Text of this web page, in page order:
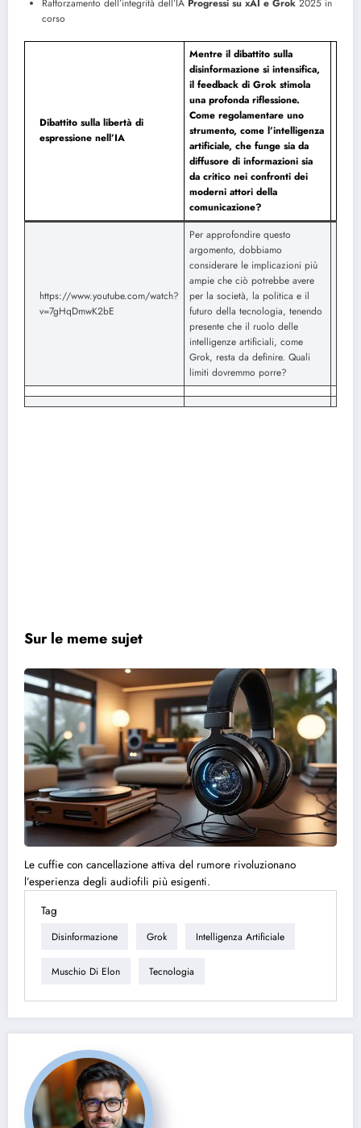
corso
Dibattito sulla libertà di
espressione nell’IA
Mentre il dibattito sulla
disinformazione si intensifica,
il feedback di Grok stimola
una profonda riflessione.
Come regolamentare uno
strumento, come l’intelligenza
artificiale, che funge sia da
diffusore di informazioni sia
da critico nei confronti dei
moderni attori della
comunicazione?
https://www.youtube.com/watch?
v=7gHqDmwK2bE
Per approfondire questo
argomento, dobbiamo
considerare le implicazioni più
ampie che ciò potrebbe avere
per la società, la politica e il
futuro della tecnologia, tenendo
presente che il ruolo delle
intelligenze artificiali, come
Grok, resta da definire. Quali
limiti dovremmo porre?
Sur le meme sujet
Le cuffie con cancellazione attiva del rumore rivoluzionano
l’esperienza degli audiofili più esigenti.
Tag
Disinformazione Grok Intelligenza Artificiale
Muschio Di Elon Tecnologia